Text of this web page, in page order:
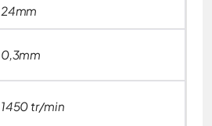
24mm
0,3mm
1450 tr/min